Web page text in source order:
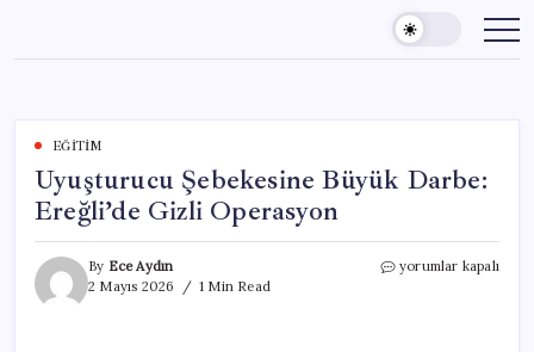
content
EĞITIM
Uyuşturucu Şebekesine Büyük Darbe:
Ereğli’de Gizli Operasyon
By Ece Aydın
2 Mayıs 2026
1 Min Read
Uyuşturucu
yorumlar kapalı